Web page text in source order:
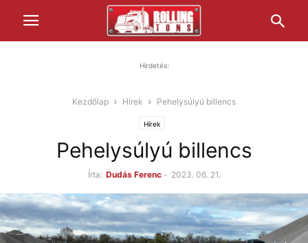
Hirdetés:
Kezdőlap Hírek Pehelysúlyú billencs
Hírek
Pehelysúlyú billencs
Írta: Dudás Ferenc - 2023. 06. 21.